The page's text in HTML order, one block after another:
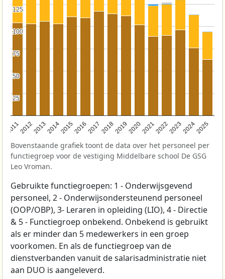
201120122013201420152016201720182019202020212022202320242025
25
25
50
50
75
75
100
100
125
125
Bovenstaande grafiek toont de data over het personeel per
functiegroep voor de vestiging Middelbare school De GSG
Leo Vroman.
Gebruikte functiegroepen: 1 - Onderwijsgevend
personeel, 2 - Onderwijsondersteunend personeel
(OOP/OBP), 3- Leraren in opleiding (LIO), 4 - Directie
& 5 - Functiegroep onbekend. Onbekend is gebruikt
als er minder dan 5 medewerkers in een groep
voorkomen. En als de functiegroep van de
dienstverbanden vanuit de salarisadministratie niet
aan DUO is aangeleverd.